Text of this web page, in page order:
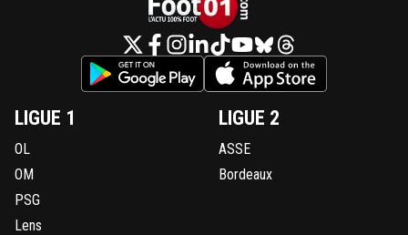
LIGUE 1
OL
OM
PSG
Lens
LIGUE 2
ASSE
Bordeaux